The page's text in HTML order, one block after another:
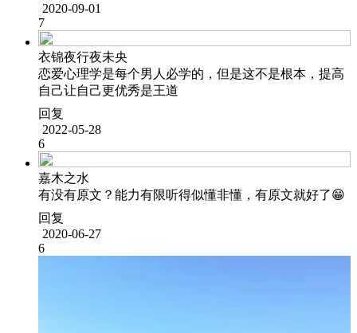
2020-09-01
7
衣锦夜行夜未央
恋爱心理学是每个男人必学的，但是这不是根本，提高
自己让自己更优秀是王道
回复
2022-05-28
6
嘉木之水
有没有原文？能力有限听得似懂非懂，有原文就好了😁
回复
2020-06-27
6